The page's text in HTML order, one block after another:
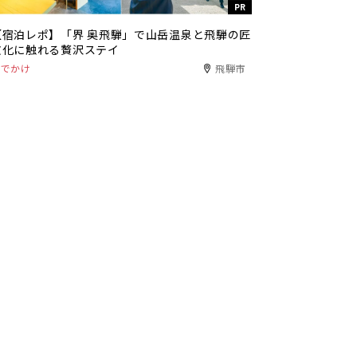
PR
泊レポ】「界 奥飛騨」で山岳温泉と飛騨の匠
に触れる贅沢ステイ
かけ 飛騨市